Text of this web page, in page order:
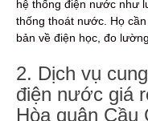
hệ thống điện nước như
thống thoát nước. Họ
bản về điện học, đo
2. Dịch vụ
điện nước giá
Hòa quận Cầu